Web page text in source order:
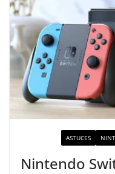
ASTUCES
Nintendo